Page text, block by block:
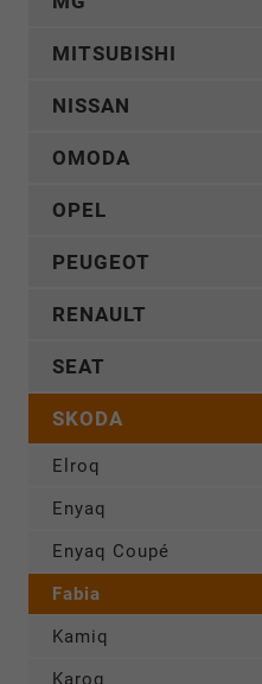
MITSUBISHI
NISSAN
OMODA
OPEL
PEUGEOT
RENAULT
SEAT
SKODA
Elroq
Enyaq
Enyaq Coupé
Fabia
Kamiq
Karoq